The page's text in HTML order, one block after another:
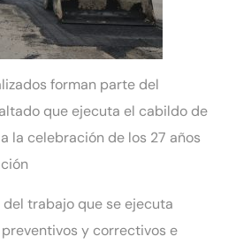
forman parte del
que ejecuta el cabildo de
la celebración de los 27 años
del trabajo que se ejecuta
y correctivos e